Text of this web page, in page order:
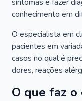
conhecimento em
O especialista em
pacientes em
casos no qual é
dores, reações
O que faz